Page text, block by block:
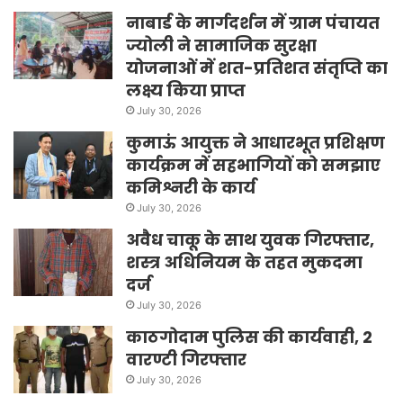
नाबार्ड के मार्गदर्शन में ग्राम पंचायत
ज्योली ने सामाजिक सुरक्षा
योजनाओं में शत-प्रतिशत संतृप्ति का
लक्ष्य किया प्राप्त
July 30, 2026
कुमाऊं आयुक्त ने आधारभूत प्रशिक्षण
कार्यक्रम में सहभागियों को समझाए
कमिश्नरी के कार्य
July 30, 2026
अवैध चाकू के साथ युवक गिरफ्तार,
शस्त्र अधिनियम के तहत मुकदमा
दर्ज
July 30, 2026
काठगोदाम पुलिस की कार्यवाही, 2
वारण्टी गिरफ्तार
July 30, 2026